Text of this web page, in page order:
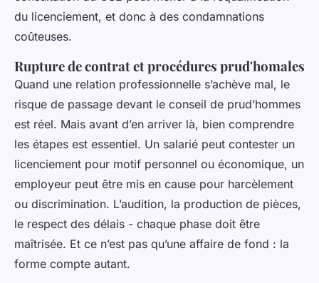
du licenciement, et donc à des condamnations
coûteuses.
Rupture de contrat et procédures prud'homales
Quand une relation professionnelle s’achève mal, le
risque de passage devant le conseil de prud’hommes
est réel. Mais avant d’en arriver là, bien comprendre
les étapes est essentiel. Un salarié peut contester un
licenciement pour motif personnel ou économique, un
employeur peut être mis en cause pour harcèlement
ou discrimination. L’audition, la production de pièces,
le respect des délais - chaque phase doit être
maîtrisée. Et ce n’est pas qu’une affaire de fond : la
forme compte autant.